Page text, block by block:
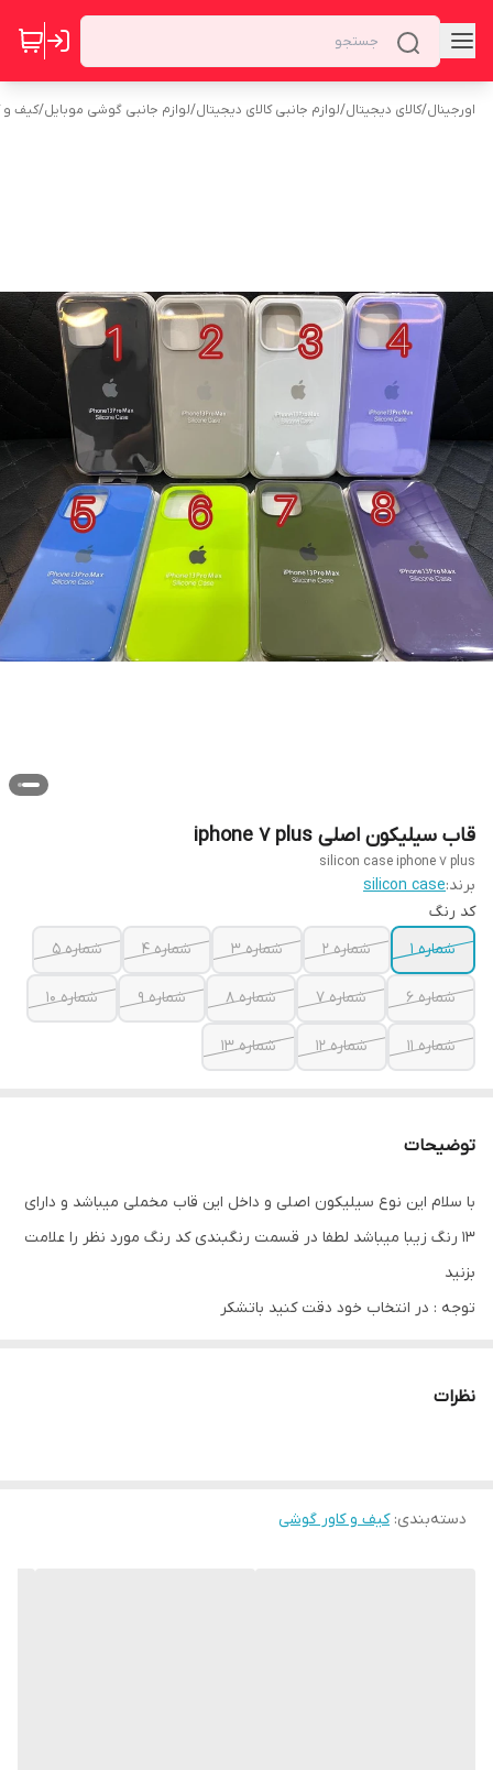
اورجینال/کالای دیجیتال/لوازم جانبی کالای دیجیتال/لوازم جانبی گوشی موبایل/کیف و
قاب سیلیکون اصلی iphone 7 plus
silicon case iphone 7 plus
برند:silicon case
کد رنگ
شماره 1
شماره 2 شماره 3 شماره 4 شماره 5
شماره 6 شماره 7 شماره 8 شماره 9 شماره 10
شماره 11 شماره 12 شماره 13
توضیحات
با سلام این نوع سیلیکون اصلی و داخل این قاب مخملی میباشد و دارای
13 رنگ زیبا میباشد لطفا در قسمت رنگبندی کد رنگ مورد نظر را علامت
بزنید
توجه : در انتخاب خود دقت کنید باتشکر
نظرات
دسته‌بندی:کیف و کاور گوشی